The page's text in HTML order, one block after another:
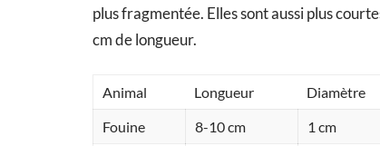
plus fragmentée. Elles sont aussi plus
cm de longueur.
Animal Longueur Diamètre
Fouine
8-10 cm 1 cm